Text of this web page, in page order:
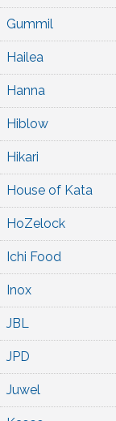
Gummil
Hailea
Hanna
Hiblow
Hikari
House of Kata
HoZelock
Ichi Food
Inox
JBL
JPD
Juwel